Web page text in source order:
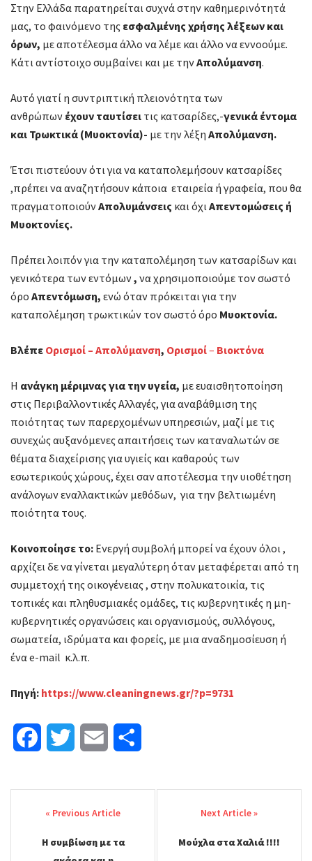
Στην Ελλάδα παρατηρείται συχνά στην καθημερινότητά
μας, το φαινόμενο της εσφαλμένης χρήσης λέξεων και
όρων, με αποτέλεσμα άλλο να λέμε και άλλο να εννοούμε.
Κάτι αντίστοιχο συμβαίνει και με τηνΑπολύμανση.
Αυτό γιατί η συντριπτική πλειονότητα των
ανθρώπων έχουν ταυτίσει τις κατσαρίδες,-γενικά έντομα
και Τρωκτικά (Μυοκτονία)- με την λέξη Απολύμανση.
Έτσι πιστεύουν ότι για να καταπολεμήσουν κατσαρίδες
,πρέπει να αναζητήσουν κάποια εταιρεία ή γραφεία, που θα
πραγματοποιούνΑπολυμάνσεις και όχιΑπεντομώσεις ή
Μυοκτονίες.
Πρέπει λοιπόν για την καταπολέμηση των κατσαρίδων και
γενικότερα των εντόμων, να χρησιμοποιούμε τον σωστό
όρο Απεντόμωση, ενώ όταν πρόκειται για την
καταπολέμηση τρωκτικών τον σωστό όρο Μυοκτονία.
Βλέπε Ορισμοί – Απολύμανση, Ορισμοί– Βιοκτόνα
Η ανάγκη μέριμνας για την υγεία, με ευαισθητοποίηση
στις Περιβαλλοντικές Αλλαγές, για αναβάθμιση της
ποιότητας των παρερχομένων υπηρεσιών, μαζί με τις
συνεχώςαυξανόμενες απαιτήσεις των καταναλωτώνσε
θέματα διαχείρισης για υγιείς και καθαρούς των
εσωτερικούς χώρους, έχει σαν αποτέλεσμα την υιοθέτηση
ανάλογων εναλλακτικών μεθόδων, για την βελτιωμένη
ποιότητα τους.
Κοινοποίησε το: Ενεργή συμβολή μπορεί να έχουν όλοι ,
αρχίζει δε να γίνεται μεγαλύτερη όταν μεταφέρεται από τη
συμμετοχή της οικογένειας , στην πολυκατοικία, τις
τοπικές και πληθυσμιακές ομάδες, τις κυβερνητικές η μη-
κυβερνητικές οργανώσεις και οργανισμούς, συλλόγους,
σωματεία, ιδρύματα και φορείς, με μια αναδημοσίευση ή
ένα e-mail κ.λ.π.
Πηγή: https://www.cleaningnews.gr/?p=9731
c
b
i
t
a
l
ι
navigation
Η συμβίωση με τα
Μούχλα στα Χαλιά !!!!